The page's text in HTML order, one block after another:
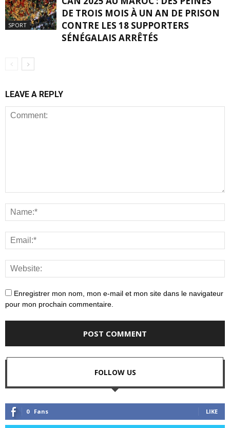
SPORT
DE TROIS MOIS À UN AN DE PRISON
CONTRE LES 18 SUPPORTERS
SÉNÉGALAIS ARRÊTÉS
LEAVE A REPLY
Enregistrer mon nom, mon e-mail et mon site dans le navigateur
pour mon prochain commentaire.
FOLLOW US
0 Fans LIKE